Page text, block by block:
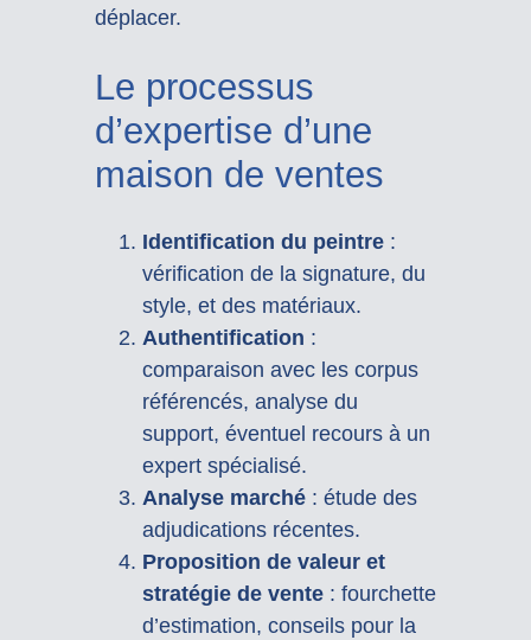
déplacer.
Le processus
d’expertise d’une
maison de ventes
Identification du peintre:
vérification de la signature, du
style, et des matériaux.
Authentification :
comparaison avec les corpus
référencés, analyse du
support, éventuel recours à un
expert spécialisé.
Analyse marché: étude des
adjudications récentes.
Proposition de valeur et
stratégie de vente: fourchette
d’estimation, conseils pour la